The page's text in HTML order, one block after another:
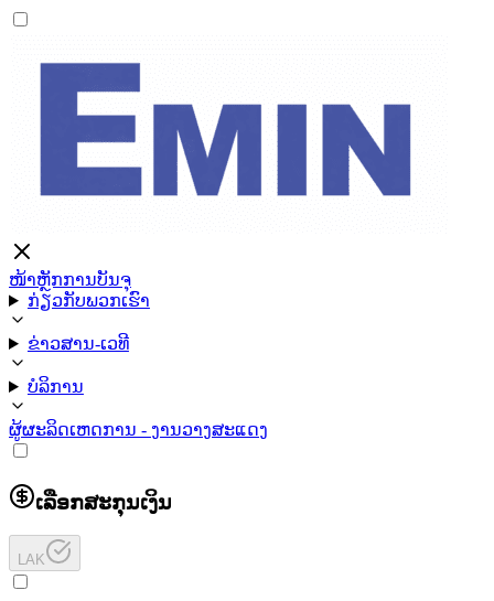
ໜ້າຫຼັກການບັນຈຸ
ກ່ຽວກັບພວກເຮົາ
ຂ່າວສານ-ເວທີ
ບໍລິການ
ຜູ້ຜະລິດເຫດການ - ງານວາງສະແດງ
ເລືອກສະກຸນເງິນ
LAK